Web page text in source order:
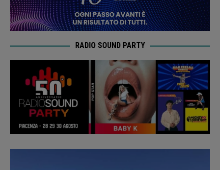
RADIO SOUND PARTY